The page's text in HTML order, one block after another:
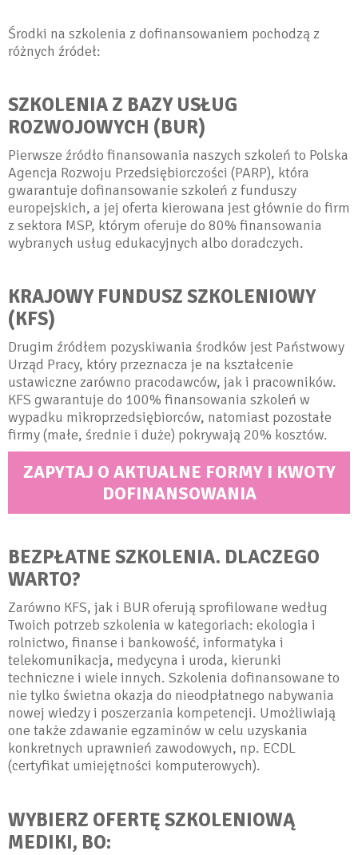
Środki na szkolenia z dofinansowaniem pochodzą z
różnych źródeł:
SZKOLENIA Z BAZY USŁUG
ROZWOJOWYCH (BUR)
Pierwsze źródło finansowania naszych szkoleń to Polska
Agencja Rozwoju Przedsiębiorczości (PARP), która
gwarantuje dofinansowanie szkoleń z funduszy
europejskich, a jej oferta kierowana jest głównie do firm
z sektora MSP, którym oferuje do 80% finansowania
wybranych usług edukacyjnych albo doradczych.
KRAJOWY FUNDUSZ SZKOLENIOWY
(KFS)
Drugim źródłem pozyskiwania środków jest Państwowy
Urząd Pracy, który przeznacza je na kształcenie
ustawiczne zarówno pracodawców, jak i pracowników.
KFS gwarantuje do 100% finansowania szkoleń w
wypadku mikroprzedsiębiorców, natomiast pozostałe
firmy (małe, średnie i duże) pokrywają 20% kosztów.
ZAPYTAJ O AKTUALNE FORMY I KWOTY
DOFINANSOWANIA
BEZPŁATNE SZKOLENIA. DLACZEGO
WARTO?
Zarówno KFS, jak i BUR oferują sprofilowane według
Twoich potrzeb szkolenia w kategoriach: ekologia i
rolnictwo, finanse i bankowość, informatyka i
telekomunikacja, medycyna i uroda, kierunki
techniczne i wiele innych. Szkolenia dofinansowane to
nie tylko świetna okazja do nieodpłatnego nabywania
nowej wiedzy i poszerzania kompetencji. Umożliwiają
one także zdawanie egzaminów w celu uzyskania
konkretnych uprawnień zawodowych, np. ECDL
(certyfikat umiejętności komputerowych).
WYBIERZ OFERTĘ SZKOLENIOWĄ
MEDIKI, BO: